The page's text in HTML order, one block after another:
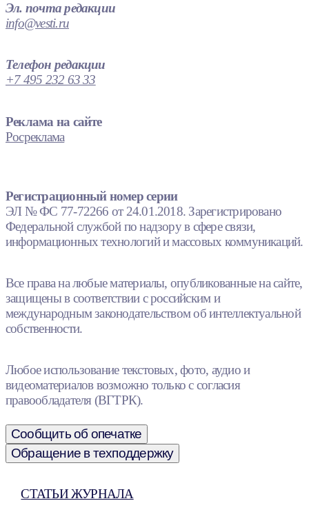
Эл. почта редакции
info@vesti.ru
Телефон редакции
+7 495 232 63 33
Реклама на сайте
Росреклама
Регистрационный номер серии
ЭЛ № ФС 77-72266 от 24.01.2018. Зарегистрировано
Федеральной службой по надзору в сфере связи,
информационных технологий и массовых коммуникаций.
Все права на любые материалы, опубликованные на сайте,
защищены в соответствии с российским и
международным законодательством об интеллектуальной
собственности.
Любое использование текстовых, фото, аудио и
видеоматериалов возможно только с согласия
правообладателя (ВГТРК).
Сообщить об опечатке
Обращение в техподдержку
СТАТЬИ ЖУРНАЛА